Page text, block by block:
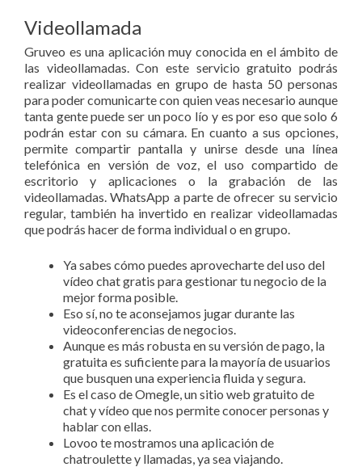
Videollamada
Gruveo es una aplicación muy conocida en el ámbito de
las videollamadas. Con este servicio gratuito podrás
realizar videollamadas en grupo de hasta 50 personas
para poder comunicarte con quien veas necesario aunque
tanta gente puede ser un poco lío y es por eso que solo 6
podrán estar con su cámara. En cuanto a sus opciones,
permite compartir pantalla y unirse desde una línea
telefónica en versión de voz, el uso compartido de
escritorio y aplicaciones o la grabación de las
videollamadas. WhatsApp a parte de ofrecer su servicio
regular, también ha invertido en realizar videollamadas
que podrás hacer de forma individual o en grupo.
Ya sabes cómo puedes aprovecharte del uso del
vídeo chat gratis para gestionar tu negocio de la
mejor forma posible.
Eso sí, no te aconsejamos jugar durante las
videoconferencias de negocios.
Aunque es más robusta en su versión de pago, la
gratuita es suficiente para la mayoría de usuarios
que busquen una experiencia fluida y segura.
Es el caso de Omegle, un sitio web gratuito de
chat y vídeo que nos permite conocer personas y
hablar con ellas.
Lovoo te mostramos una aplicación de
chatroulette y llamadas, ya sea viajando.